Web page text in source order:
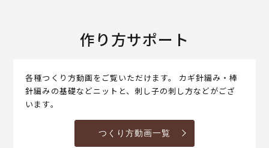
作り方サポート
各種つくり方動画をご覧いただけます。 カギ針編み・棒
針編みの基礎などニットと、刺し子の刺し方などがござ
います。
つくり方動画一覧